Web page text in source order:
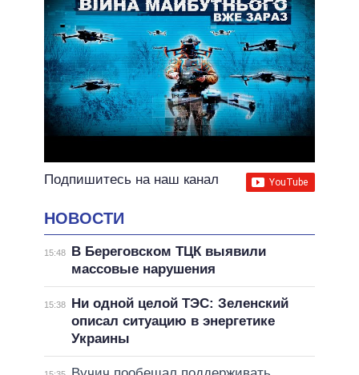
Подпишитесь на наш канал
НОВОСТИ
15:48
В Береговском ТЦК выявили
массовые нарушения
15:38
Ни одной целой ТЭС: Зеленский
описал ситуацию в энергетике
Украины